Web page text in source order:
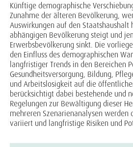
Künftige demographische
Zunahme der älteren Bevölkerung,
Auswirkungen auf den
abhängigen Bevölkerung steigt und
Erwerbsbevölkerung sinkt. Die
den Einfluss des demographischen
langfristiger Trends in den Bereichen
Gesundheitsversorgung, Bildung,
und Arbeitslosigkeit auf die
berücksichtigt dabei bestehende und
Regelungen zur Bewältigung dieser
mehreren Szenarienanalysen werden
variiert und langfristige Risiken und